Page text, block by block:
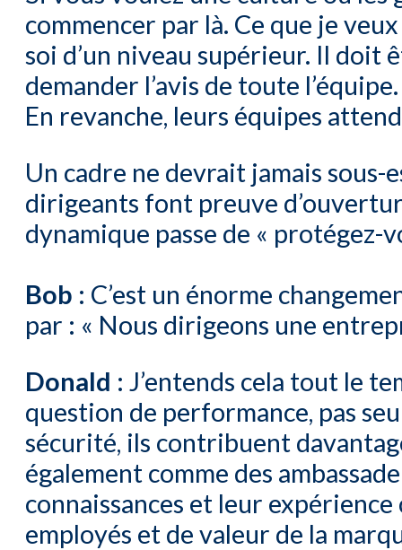
commencer par là. Ce que je
soi d’un niveau supérieur. Il doit
demander l’avis de toute
En revanche, leurs équipes
Un cadre ne devrait jamais
dirigeants font preuve
dynamique passe de « protégez-
Bob : C’est un énorme
par : « Nous dirigeons une
Donald : J’entends cela tout le
question de performance, pas
sécurité, ils contribuent
également comme des
connaissances et leur
employés et de valeur de la